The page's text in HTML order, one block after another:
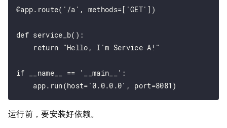
@app.route('/a', methods=['GET'])
def service_b():
    return "Hello, I'm Service A!"
if __name__ == '__main__':
运行前，要安装好依赖。